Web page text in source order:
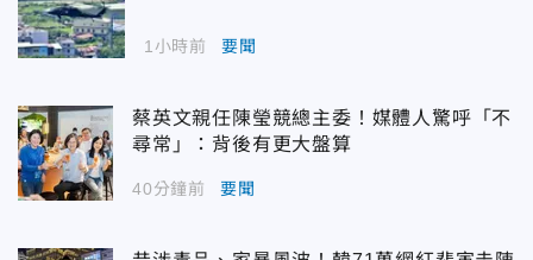
1小時前 要聞
蔡英文親任陳瑩競總主委！媒體人驚呼「不
尋常」：背後有更大盤算
40分鐘前 要聞